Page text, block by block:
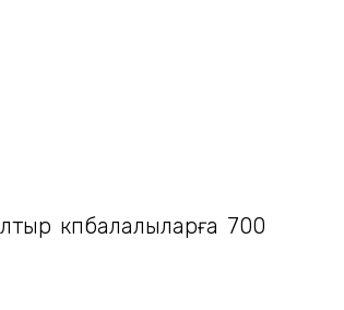
көпбалалыларға 700